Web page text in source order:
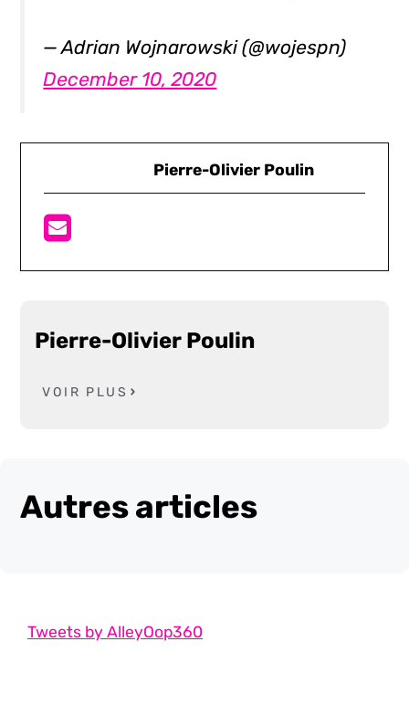
— Adrian Wojnarowski (@wojespn)
December 10, 2020
Pierre-Olivier Poulin
Pierre-Olivier Poulin
VOIR PLUS
Autres articles
Tweets by AlleyOop360